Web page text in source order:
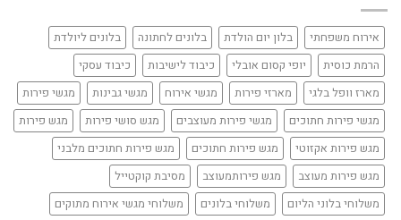
אירוח משפחתי בלון יום הולדת בלונים לחתונה
בלונים ליולדת
הרמת כוסית
יופי קסום אובלי כיבוד לישיבות
כיבוד עסקי
מארז וופל בלגי
מארזי פירות מגשי אירוח מגשי גבינות
מגשי פירות
מגשי פירות חתוכים
מגשי פירות מעוצבים מגש סושי פירות
מגש פירות
מגש פירות אקזוטי
מגש פירות חתוכים
מגש פירות חתוכים מלבני
מגש פירות מעוצב
מגש פירותמעוצב
מסיבת קוקטייל
משלוחי בלוני הליום
משלוחי בלונים
משלוחי מגשי אירוח מתוקים